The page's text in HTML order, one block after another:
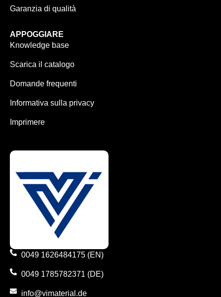
Garanzia di qualità
APPOGGIARE
Knowledge base
Scarica il catalogo
Domande frequenti
Informativa sulla privacy
Imprimere
0049 1626484175 (EN)
0049 1785782371 (DE)
info@vimaterial.de